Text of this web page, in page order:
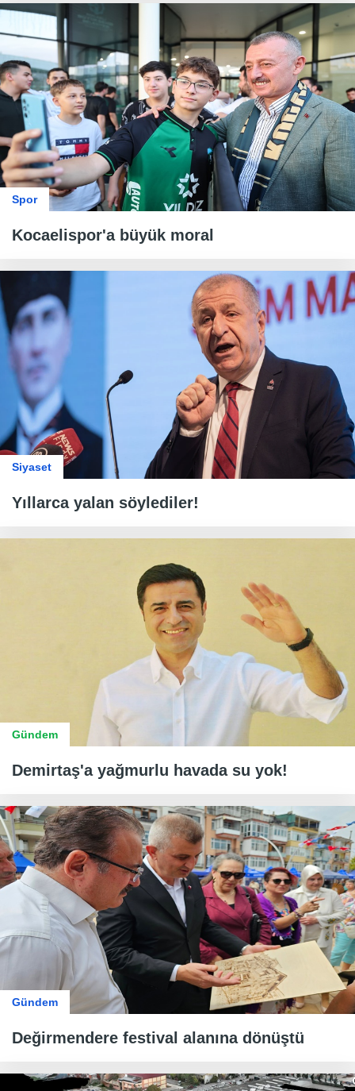
Spor
Kocaelispor'a büyük moral
Siyaset
Yıllarca yalan söylediler!
Gündem
Demirtaş'a yağmurlu havada su yok!
Gündem
Değirmendere festival alanına dönüştü